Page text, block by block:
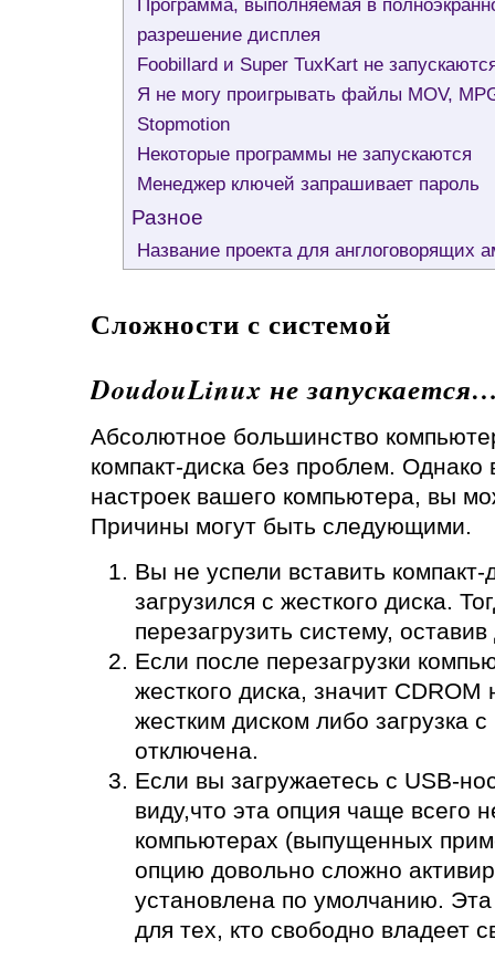
Программа, выполняемая в
разрешение дисплея
Foobillard и Super TuxKart не
Я не могу проигрывать файлы MOV,
Stopmotion
Некоторые программы не запускаются
Менеджер ключей запрашивает пароль
Разное
Название проекта для англоговорящих
Сложности с системой
DoudouLinux не
Абсолютное большинство
компакт-диска без проблем. Однако
настроек вашего компьютера, вы
Причины могут быть следующими.
Вы не успели вставить
загрузился с жесткого диска.
перезагрузить систему,
Если после перезагрузки
жесткого диска, значит
жестким диском либо загрузка с
отключена.
Если вы загружаетесь с USB-
виду,что эта опция чаще всего
компьютерах (выпущенных
опцию довольно сложно
установлена по умолчанию.
для тех, кто свободно владеет